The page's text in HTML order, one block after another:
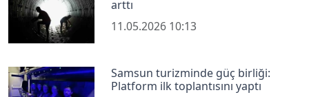
arttı
11.05.2026 10:13
Samsun turizminde güç birliği:
Platform ilk toplantısını yaptı